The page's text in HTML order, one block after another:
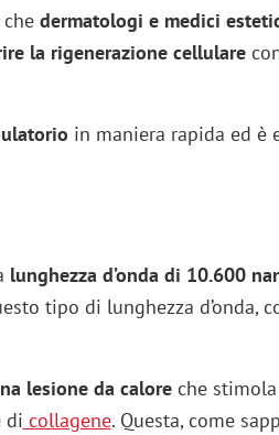
dermatologi e medici
la rigenerazione cellulare
in maniera rapida ed è
lunghezza d’onda di 10.600
tipo di lunghezza d’onda,
lesione da caloreche stimola
di collagene. Questa, come